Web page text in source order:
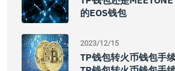
的EOS钱包
2023/12/15
TP钱包转火币钱包手